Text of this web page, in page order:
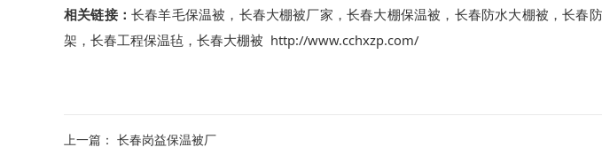
相关链接： 长春羊毛保温被 ， 长春大棚被厂家 ，长春大棚保温被 ， 长春防水大棚被 ，长春
架 ， 长春工程保温毡 ， 长春大棚被 http://www.cchxzp.com/
上一篇： 长春岗益保温被厂